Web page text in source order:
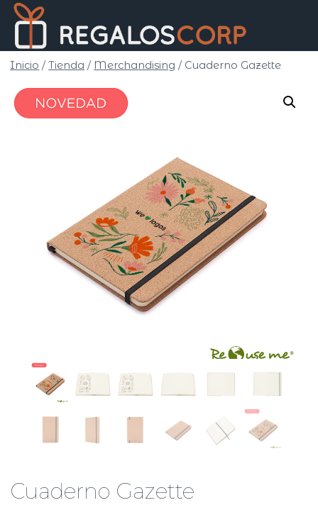
Saltar
contenido
Inicio / Tienda / Merchandising / Cuaderno Gazette
Cuaderno Gazette